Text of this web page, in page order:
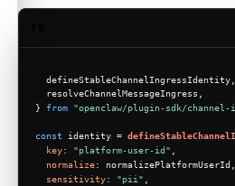
  defineStableChannelIngressIdentity,
  resolveChannelMessageIngress,
} from "openclaw/plugin-sdk/
const identity =
key: "platform-user-id"
normalize: normalizePlatformUserId,
sensitivity: "pii"